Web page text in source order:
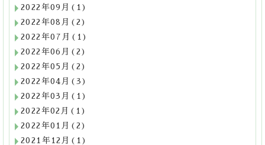
2022年09月(1)
2022年08月(2)
2022年07月(1)
2022年06月(2)
2022年05月(2)
2022年04月(3)
2022年03月(1)
2022年02月(1)
2022年01月(2)
2021年12月(1)